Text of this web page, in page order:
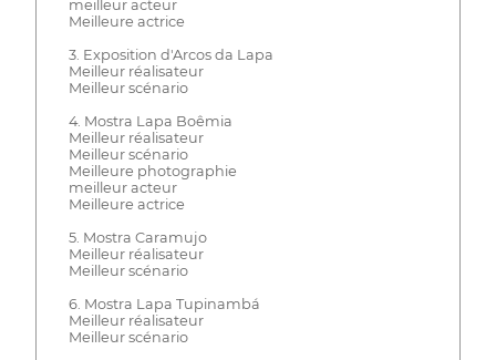
meilleur acteur
Meilleure actrice
3. Exposition d'Arcos da Lapa
Meilleur réalisateur
Meilleur scénario
4. Mostra Lapa Boêmia
Meilleur réalisateur
Meilleur scénario
Meilleure photographie
meilleur acteur
Meilleure actrice
5. Mostra Caramujo
Meilleur réalisateur
Meilleur scénario
6. Mostra Lapa Tupinambá
Meilleur réalisateur
Meilleur scénario